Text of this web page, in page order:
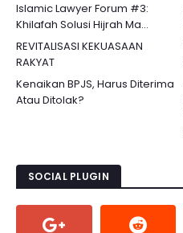
Islamic Lawyer Forum #3:
Khilafah Solusi Hijrah Ma...
REVITALISASI KEKUASAAN
RAKYAT
Kenaikan BPJS, Harus Diterima
Atau Ditolak?
SOCIAL PLUGIN